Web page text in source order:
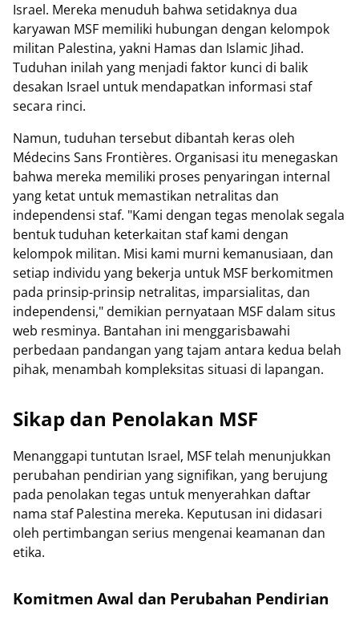
Israel. Mereka menuduh bahwa setidaknya dua
karyawan MSF memiliki hubungan dengan kelompok
militan Palestina, yakni Hamas dan Islamic Jihad.
Tuduhan inilah yang menjadi faktor kunci di balik
desakan Israel untuk mendapatkan informasi staf
secara rinci.
Namun, tuduhan tersebut dibantah keras oleh
Médecins Sans Frontières. Organisasi itu menegaskan
bahwa mereka memiliki proses penyaringan internal
yang ketat untuk memastikan netralitas dan
independensi staf. "Kami dengan tegas menolak segala
bentuk tuduhan keterkaitan staf kami dengan
kelompok militan. Misi kami murni kemanusiaan, dan
setiap individu yang bekerja untuk MSF berkomitmen
pada prinsip-prinsip netralitas, imparsialitas, dan
independensi," demikian pernyataan MSF dalam situs
web resminya. Bantahan ini menggarisbawahi
perbedaan pandangan yang tajam antara kedua belah
pihak, menambah kompleksitas situasi di lapangan.
Sikap dan Penolakan MSF
Menanggapi tuntutan Israel, MSF telah menunjukkan
perubahan pendirian yang signifikan, yang berujung
pada penolakan tegas untuk menyerahkan daftar
nama staf Palestina mereka. Keputusan ini didasari
oleh pertimbangan serius mengenai keamanan dan
etika.
Komitmen Awal dan Perubahan Pendirian